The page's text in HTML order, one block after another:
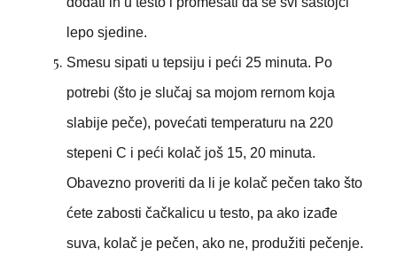
lepo sjedine.
Smesu sipati u tepsiju i peći 25 minuta. Po
potrebi (što je slučaj sa mojom rernom koja
slabije peče), povećati temperaturu na 220
stepeni C i peći kolač još 15, 20 minuta.
Obavezno proveriti da li je kolač pečen tako što
ćete zabosti čačkalicu u testo, pa ako izađe
suva, kolač je pečen, ako ne, produžiti pečenje.